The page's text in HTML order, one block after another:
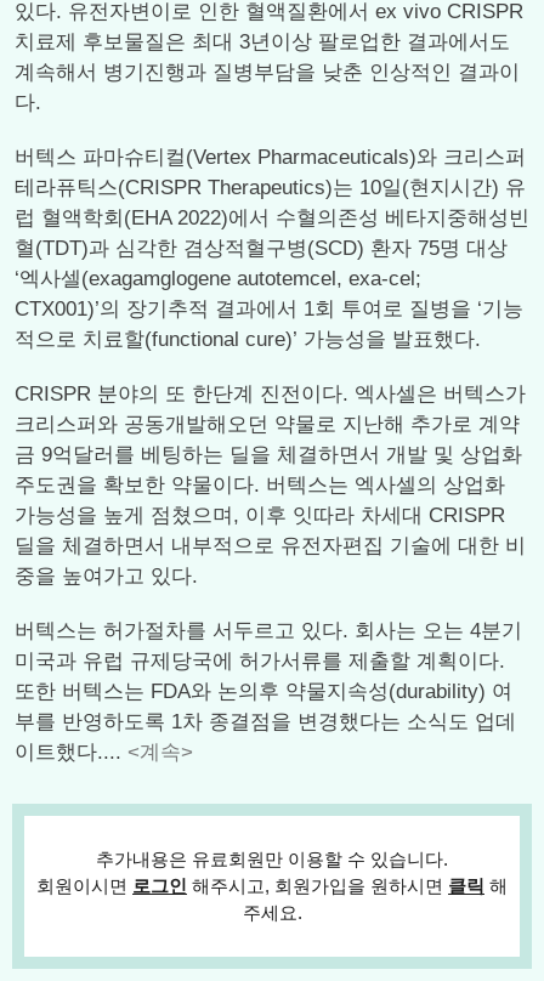
있다. 유전자변이로 인한 혈액질환에서 ex vivo CRISPR
치료제 후보물질은 최대 3년이상 팔로업한 결과에서도
계속해서 병기진행과 질병부담을 낮춘 인상적인 결과이
다.
버텍스 파마슈티컬(Vertex Pharmaceuticals)와 크리스퍼
테라퓨틱스(CRISPR Therapeutics)는 10일(현지시간) 유
럽 혈액학회(EHA 2022)에서 수혈의존성 베타지중해성빈
혈(TDT)과 심각한 겸상적혈구병(SCD) 환자 75명 대상
‘엑사셀(exagamglogene autotemcel, exa-cel;
CTX001)’의 장기추적 결과에서 1회 투여로 질병을 ‘기능
적으로 치료할(functional cure)’ 가능성을 발표했다.
CRISPR 분야의 또 한단계 진전이다. 엑사셀은 버텍스가
크리스퍼와 공동개발해오던 약물로 지난해 추가로 계약
금 9억달러를 베팅하는 딜을 체결하면서 개발 및 상업화
주도권을 확보한 약물이다. 버텍스는 엑사셀의 상업화
가능성을 높게 점쳤으며, 이후 잇따라 차세대 CRISPR
딜을 체결하면서 내부적으로 유전자편집 기술에 대한 비
중을 높여가고 있다.
버텍스는 허가절차를 서두르고 있다. 회사는 오는 4분기
미국과 유럽 규제당국에 허가서류를 제출할 계획이다.
또한 버텍스는 FDA와 논의후 약물지속성(durability) 여
부를 반영하도록 1차 종결점을 변경했다는 소식도 업데
이트했다.... <계속>
추가내용은 유료회원만 이용할 수 있습니다.
회원이시면 로그인 해주시고, 회원가입을 원하시면 클릭 해
주세요.